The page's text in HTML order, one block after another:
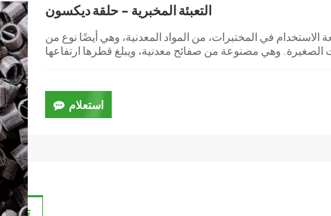
التعبئة المخبرية - حلقة ديكسون
في المختبرات، من المواد المعدنية، وهي أيضًا نوع من
استعلام